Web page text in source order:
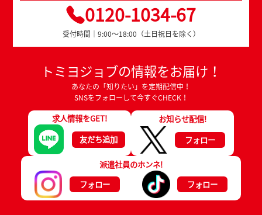
0120-1034-67
受付時間｜9:00～18:00（土日祝日を除く）
トミヨジョブの情報をお届け！
あなたの「知りたい」を定期配信中！
SNSをフォローして今すぐCHECK！
求人情報をGET!
友だち追加
お知らせ配信!
フォロー
派遣社員のホンネ!
フォロー
フォロー